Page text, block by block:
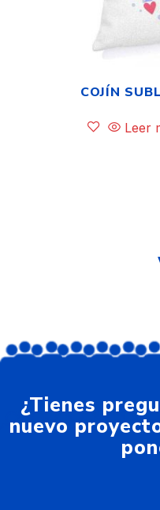
COJÍN
Leer
¿Tienes
nuevo